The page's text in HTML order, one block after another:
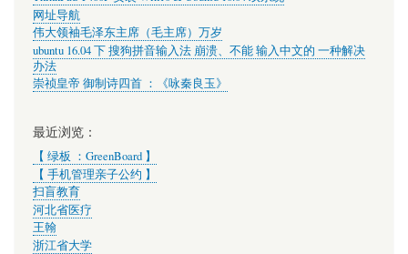
网址导航
伟大领袖毛泽东主席（毛主席）万岁
ubuntu 16.04 下 搜狗拼音输入法 崩溃、不能 输入中文的 一种解决
办法
崇祯皇帝 御制诗四首 ：《咏秦良玉》
最近浏览：
【 绿板 ：GreenBoard 】
【 手机管理亲子公约 】
扫盲教育
河北省医疗
王翰
浙江省大学